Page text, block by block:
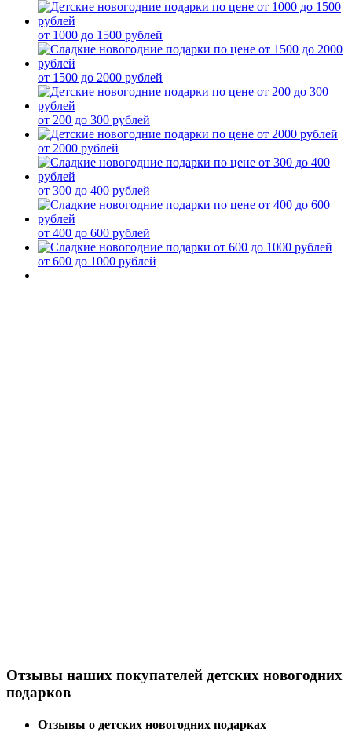
от 1000 до 1500 рублей
от 1500 до 2000 рублей
от 200 до 300 рублей
от 2000 рублей
от 300 до 400 рублей
от 400 до 600 рублей
от 600 до 1000 рублей
Отзывы наших покупателей детских новогодних
подарков
Отзывы о детских новогодних подарках